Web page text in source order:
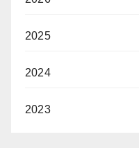
2025
2024
2023